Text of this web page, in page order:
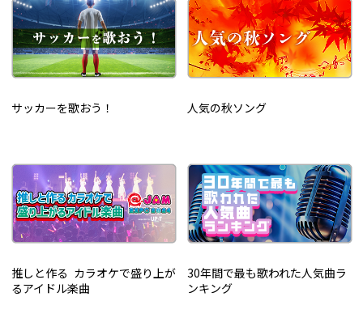
サッカーを歌おう！ 人気の秋ソング
推しと作る カラオケで盛り上が
るアイドル楽曲
30年間で最も歌われた人気曲ラ
ンキング